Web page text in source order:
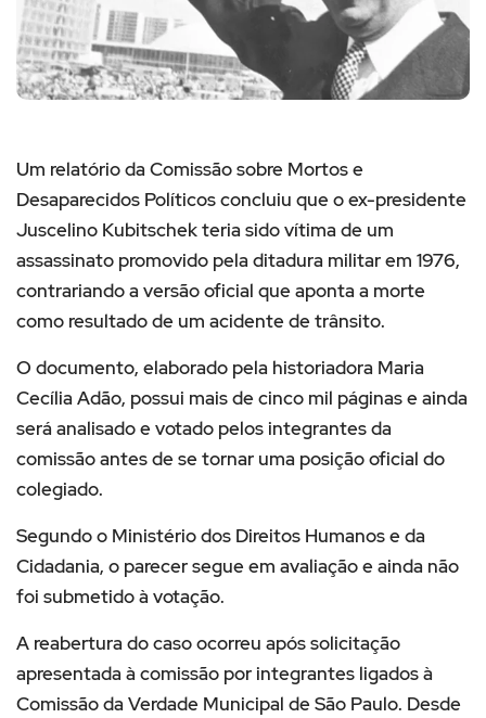
Um relatório da Comissão sobre Mortos e
Desaparecidos Políticos concluiu que o ex-presidente
Juscelino Kubitschek teria sido vítima de um
assassinato promovido pela ditadura militar em 1976,
contrariando a versão oficial que aponta a morte
como resultado de um acidente de trânsito.
O documento, elaborado pela historiadora Maria
Cecília Adão, possui mais de cinco mil páginas e ainda
será analisado e votado pelos integrantes da
comissão antes de se tornar uma posição oficial do
colegiado.
Segundo o Ministério dos Direitos Humanos e da
Cidadania, o parecer segue em avaliação e ainda não
foi submetido à votação.
A reabertura do caso ocorreu após solicitação
apresentada à comissão por integrantes ligados à
Comissão da Verdade Municipal de São Paulo. Desde